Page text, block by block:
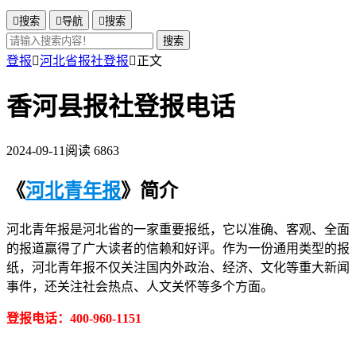
搜索 导航 搜索
搜索
登报河北省报社登报正文
香河县报社登报电话
2024-09-11 阅读 6863
《河北青年报》简介
河北青年报是河北省的一家重要报纸，它以准确、客观、全面
的报道赢得了广大读者的信赖和好评。作为一份通用类型的报
纸，河北青年报不仅关注国内外政治、经济、文化等重大新闻
事件，还关注社会热点、人文关怀等多个方面。
登报电话：400-960-1151